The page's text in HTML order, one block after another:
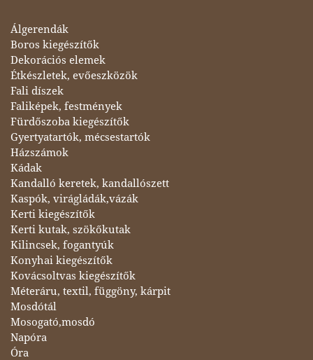
Álgerendák
Boros kiegészítők
Dekorációs elemek
Étkészletek, evőeszközök
Fali díszek
Faliképek, festmények
Fürdőszoba kiegészítők
Gyertyatartók, mécsestartók
Házszámok
Kádak
Kandalló keretek, kandallószett
Kaspók, virágládák,vázák
Kerti kiegészítők
Kerti kutak, szökőkutak
Kilincsek, fogantyúk
Konyhai kiegészítők
Kovácsoltvas kiegészítők
Méteráru, textil, függöny, kárpit
Mosdótál
Mosogató,mosdó
Napóra
Óra